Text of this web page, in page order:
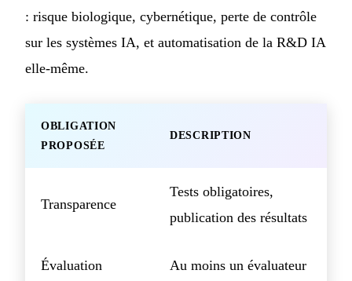
: risque biologique, cybernétique, perte de contrôle
sur les systèmes IA, et automatisation de la R&D IA
elle-même.
OBLIGATION
PROPOSÉE
DESCRIPTION
Transparence
Tests obligatoires,
publication des résultats
Évaluation
Au moins un évaluateur